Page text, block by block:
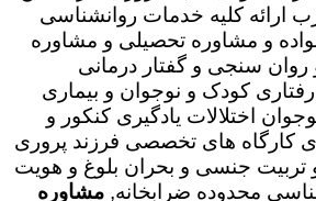
ارائه کلیه خدمات روانشناسی
و مشاوره تحصیلی و مشاوره
روان سنجی و گفتار درمانی
رفتاری کودک و نوجوان و بیماری
اختلالات یادگیری کنکور و
کارگاه های تخصصی فرزند پروری
جنسی و بحران بلوغ و هویت
محدوده ضرابخانه, مشاوره